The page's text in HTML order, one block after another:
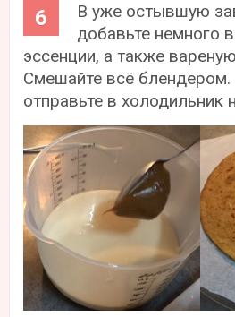
В уже остывшую
добавьте немного
эссенции, а также
Смешайте всё
отправьте в холодильник